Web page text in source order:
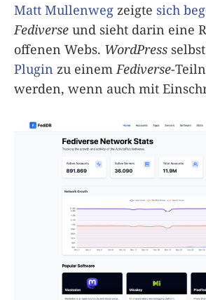
Matt Mullenweg zeigte sich
Fediverse und sieht darin eine
offenen Webs. WordPress
Plugin zu einem Fediverse-
werden, wenn auch mit